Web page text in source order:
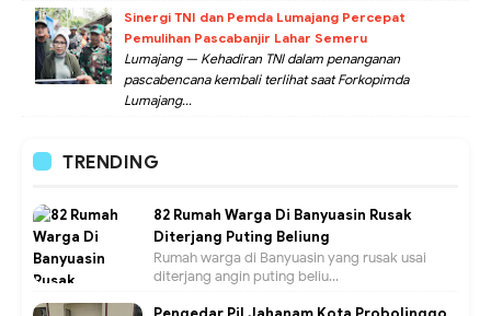
Sinergi TNI dan Pemda Lumajang Percepat
Pemulihan Pascabanjir Lahar Semeru
Lumajang — Kehadiran TNI dalam penanganan
pascabencana kembali terlihat saat Forkopimda
Lumajang...
TRENDING
82 Rumah Warga Di Banyuasin Rusak
Diterjang Puting Beliung
Rumah warga di Banyuasin yang rusak usai
diterjang angin puting beliu...